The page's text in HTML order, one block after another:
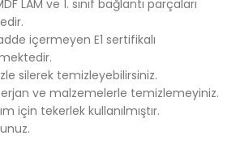
LAM ve 1. sınıf bağlantı parçaları
içermeyen E1 sertifikalı
silerek temizleyebilirsiniz.
ve malzemelerle temizlemeyiniz.
için tekerlek kullanılmıştır.